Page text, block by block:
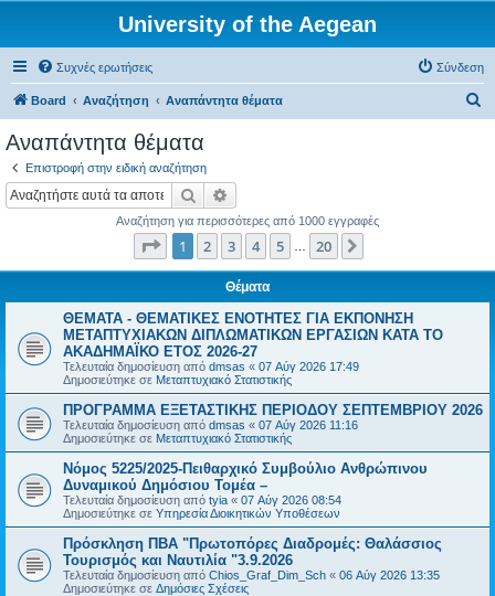
University of the Aegean
Συχνές ερωτήσεις Σύνδεση
Board Αναζήτηση Αναπάντητα θέματα
Αναπάντητα θέματα
Επιστροφή στην ειδική αναζήτηση
Αναζήτηση
Αναζήτηση για περισσότερες από 1000 εγγραφές
Σελίδα από20
1 2 3 4 5 20
Θέματα
ΘΕΜΑΤΑ - ΘΕΜΑΤΙΚΕΣ ΕΝΟΤΗΤΕΣ ΓΙΑ ΕΚΠΟΝΗΣΗ
ΜΕΤΑΠΤΥΧΙΑΚΩΝ ΔΙΠΛΩΜΑΤΙΚΩΝ ΕΡΓΑΣΙΩΝ ΚΑΤΑ ΤΟ
ΑΚΑΔΗΜΑΪΚΟ ΕΤΟΣ 2026-27
Τελευταία δημοσίευση από dmsas « 07 Αύγ 2026 17:49
Δημοσιεύτηκε σε Μεταπτυχιακό Στατιστικής
ΠΡΟΓΡΑΜΜΑ ΕΞΕΤΑΣΤΙΚΗΣ ΠΕΡΙΟΔΟΥ ΣΕΠΤΕΜΒΡΙΟΥ 2026
Τελευταία δημοσίευση από dmsas « 07 Αύγ 2026 11:16
Δημοσιεύτηκε σε Μεταπτυχιακό Στατιστικής
Νόμος 5225/2025-Πειθαρχικό Συμβούλιο Ανθρώπινου
Δυναμικού Δημόσιου Τομέα –
Τελευταία δημοσίευση από tyia « 07 Αύγ 2026 08:54
Δημοσιεύτηκε σε Υπηρεσία Διοικητικών Υποθέσεων
Πρόσκληση ΠΒΑ "Πρωτοπόρες Διαδρομές: Θαλάσσιος
Τουρισμός και Ναυτιλία "3.9.2026
Τελευταία δημοσίευση από Chios_Graf_Dim_Sch « 06 Αύγ 2026 13:35
Δημοσιεύτηκε σε Δημόσιες Σχέσεις